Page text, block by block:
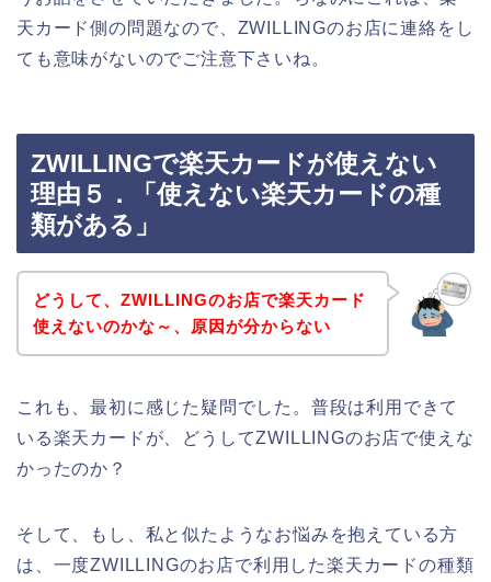
天カード側の問題なので、ZWILLINGのお店に連絡をし
ても意味がないのでご注意下さいね。
ZWILLINGで楽天カードが使えない
理由５．「使えない楽天カードの種
類がある」
どうして、ZWILLINGのお店で楽天カード
使えないのかな～、原因が分からない
これも、最初に感じた疑問でした。普段は利用できて
いる楽天カードが、どうしてZWILLINGのお店で使えな
かったのか？
そして、もし、私と似たようなお悩みを抱えている方
は、一度ZWILLINGのお店で利用した楽天カードの種類